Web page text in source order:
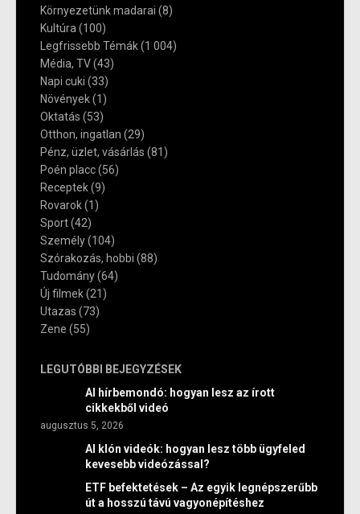
Környezetünk madarai (8)
Kultúra (100)
Legfrissebb Témák(1 004)
Média, TV(43)
Napi cuki (33)
Növények(1)
Oktatás (53)
Otthon, ingatlan (29)
Pénz, üzlet, vásárlás (81)
Poén placc(56)
Receptek(9)
Rovarok(1)
Sport(42)
Személy(104)
Szórakozás, hobbi (88)
Tudomány(64)
Új filmek(21)
Utazas (73)
Zene (55)
LEGUTÓBBI BEJEGYZÉSEK
AI hírbemondó: hogyan lesz az írott
cikkekből videó
augusztus 5, 2026
AI klón videók: hogyan lesz több ügyfeled
kevesebb videózással?
ETF befektetések – Az egyik legnépszerűbb
út a hosszú távú vagyonépítéshez